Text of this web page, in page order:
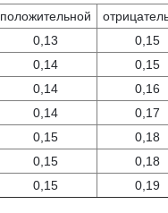
положительной
0,13 0,15
0,14 0,15
0,14 0,16
0,14 0,17
0,15 0,18
0,15 0,18
0,15 0,19